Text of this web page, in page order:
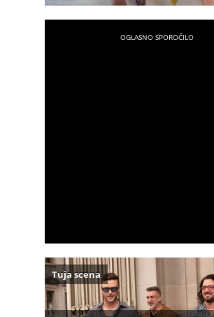
Tuja scena